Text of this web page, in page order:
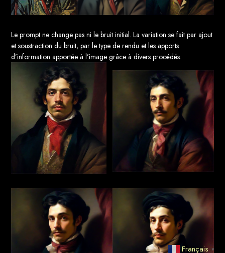
Le prompt ne change pas ni le bruit initial. La variation se fait par ajout
et soustraction du bruit, par le type de rendu et les apports
d’information apportée à l’image grâce à divers procédés.
Français ▼